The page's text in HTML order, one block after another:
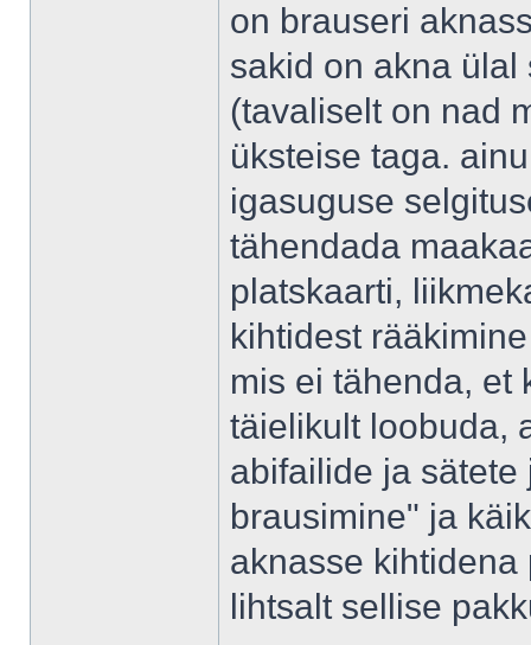
on brauseri
sakid on akna
(tavaliselt on nad
üksteise taga.
igasuguse
tähendada
platskaarti,
kihtidest
mis ei tähenda, et
täielikult loobuda,
abifailide ja
brausimine" ja
aknasse
lihtsalt sellise